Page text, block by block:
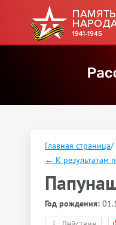
Главная страница/
← К результатам
Год рождения: